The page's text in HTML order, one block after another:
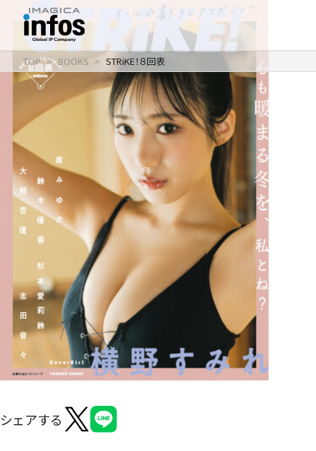
IP / MEDIA
事業紹介 TOP
出版事業
ライトアニメ事業
メディア事業
イベント事業／
配信事業
アパレル事業
COMPANY
会社情報 TOP
企業理念
会社概要
アクセス
沿革
RECRUIT
採用情報 TOP
新卒採用
中途・
アルバイト採用
よくあるご質問
ONLINE SHOP
TOP BOOKS STRiKE！８回表
シェアする